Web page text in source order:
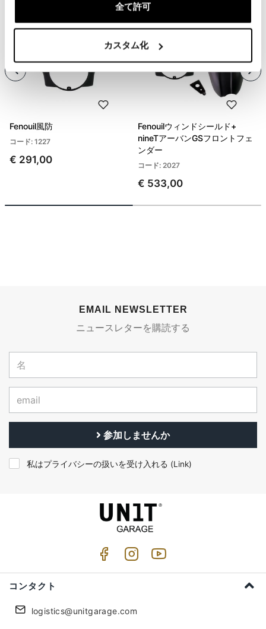
全て許可
カスタム化
Fenouil風防
コード: 1227
€ 291,00
Fenouilウィンドシールド+
nineTアーバンGSフロントフェ
ンダー
コード: 2027
€ 533,00
EMAIL NEWSLETTER
ニュースレターを購読する
参加しませんか
私はプライバシーの扱いを受け入れる (Link)
コンタクト
logistics@unitgarage.com